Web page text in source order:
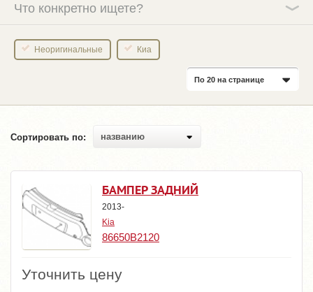
Что конкретно ищете?
Неоригинальные Киа
По 20 на странице
Сортировать по: названию
БАМПЕР ЗАДНИЙ
2013-
Kia
86650B2120
Уточнить цену